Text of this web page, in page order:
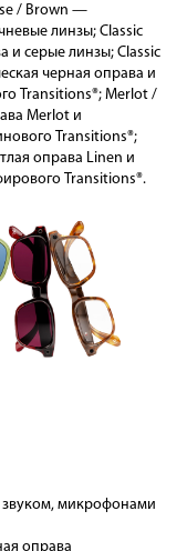
/ Brown —
линзы; Classic
и серые линзы; Classic
черная оправа и
Transitions®; Merlot /
Merlot и
Transitions®;
оправа Linen и
Transitions®.
микрофонами
оправа